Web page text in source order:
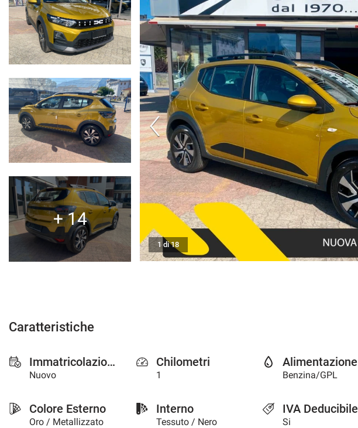
SERVIZI
RECENSIONI
CONTATTI
NEWS
AREA COMMERCIANTI
+ 14
1 di 18
Caratteristiche
Immatricolazione
Nuovo
Chilometri
1
Alimentazione
Benzina/GPL
Colore Esterno
Oro / Metallizzato
Interno
Tessuto / Nero
IVA Deducibile
Si